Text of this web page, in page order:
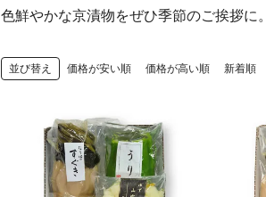
色鮮やかな京漬物をぜひ季節のご挨拶に。
並び替え 価格が安い順 価格が高い順 新着順